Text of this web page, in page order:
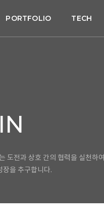
PORTFOLIO TECH
도전과 상호 간의 협력을 실천하여
장을 추구합니다.